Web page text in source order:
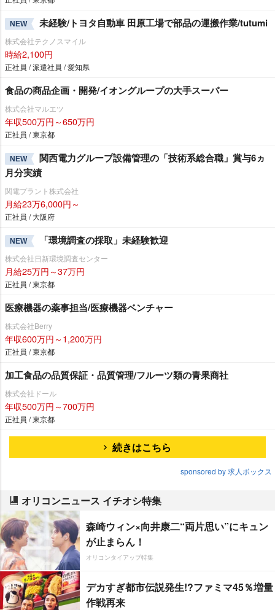
NEW 未経験/トヨタ自動車 田原工場で部品の運搬作業/tutumi
株式会社テクノスマイル
時給2,100円
正社員 / 派遣社員 / 愛知県
食品の商品企画・開発/イオングループの大手スーパー
株式会社マルエツ
年収500万円～650万円
正社員 / 東京都
NEW
関西電力グループ設備管理の「技術系総合職」賞与6ヵ
月分実績
関電プラント株式会社
月給23万6,000円～
正社員 / 大阪府
NEW 「環境調査の採取」未経験歓迎
株式会社日新環境調査センター
月給25万円～37万円
正社員 / 東京都
医療機器の薬事担当/医療機器ベンチャー
株式会社Berry
年収600万円～1,200万円
正社員 / 東京都
加工食品の品質保証・品質管理/フルーツ類の青果商社
株式会社ドール
年収500万円～700万円
正社員 / 東京都
続きはこちら
sponsored by 求人ボックス
オリコンニュース イチオシ特集
森崎ウィン×向井康二“両片思い”にキュン
が止まらん！
オリコンタイアップ特集
デカすぎ都市伝説発生!?ファミマ45％増量
作戦再来